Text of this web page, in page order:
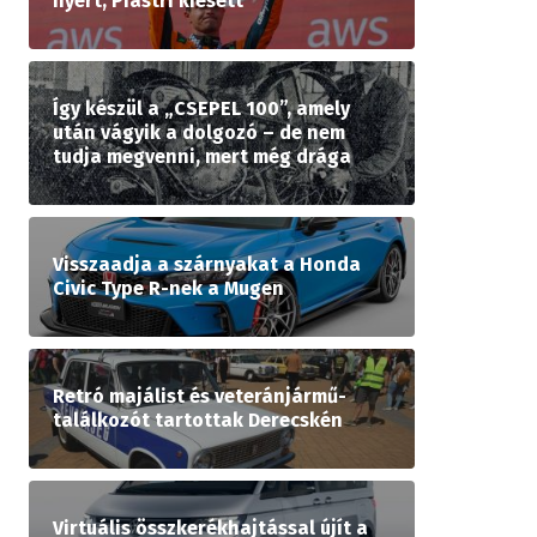
Így készül a „CSEPEL 100”, amely
után vágyik a dolgozó – de nem
tudja megvenni, mert még drága
Visszaadja a szárnyakat a Honda
Civic Type R-nek a Mugen
Retró majálist és veteránjármű-
találkozót tartottak Derecskén
Virtuális összkerékhajtással újít a